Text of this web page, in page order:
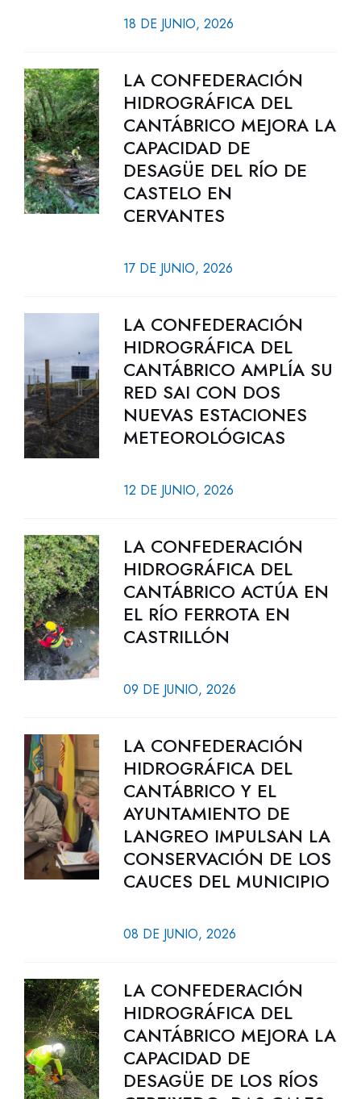
18 DE JUNIO, 2026
LA CONFEDERACIÓN
HIDROGRÁFICA DEL
CANTÁBRICO MEJORA LA
CAPACIDAD DE
DESAGÜE DEL RÍO DE
CASTELO EN
CERVANTES
17 DE JUNIO, 2026
LA CONFEDERACIÓN
HIDROGRÁFICA DEL
CANTÁBRICO AMPLÍA SU
RED SAI CON DOS
NUEVAS ESTACIONES
METEOROLÓGICAS
12 DE JUNIO, 2026
LA CONFEDERACIÓN
HIDROGRÁFICA DEL
CANTÁBRICO ACTÚA EN
EL RÍO FERROTA EN
CASTRILLÓN
09 DE JUNIO, 2026
LA CONFEDERACIÓN
HIDROGRÁFICA DEL
CANTÁBRICO Y EL
AYUNTAMIENTO DE
LANGREO IMPULSAN LA
CONSERVACIÓN DE LOS
CAUCES DEL MUNICIPIO
08 DE JUNIO, 2026
LA CONFEDERACIÓN
HIDROGRÁFICA DEL
CANTÁBRICO MEJORA LA
CAPACIDAD DE
DESAGÜE DE LOS RÍOS